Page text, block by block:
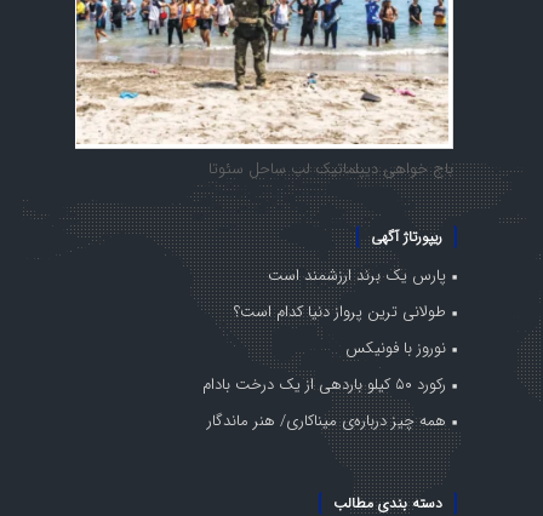
باج خواهی دیپلماتیک لب ساحل سئوتا
ریپورتاژ آگهی
پارس یک برند ارزشمند است
طولانی ترین پرواز دنیا کدام است؟
نوروز با فونیکس
رکورد ۵۰ کیلو باردهی از یک درخت بادام
همه چیز درباره‌ی میناکاری/ هنر ماندگار
دسته بندی مطالب